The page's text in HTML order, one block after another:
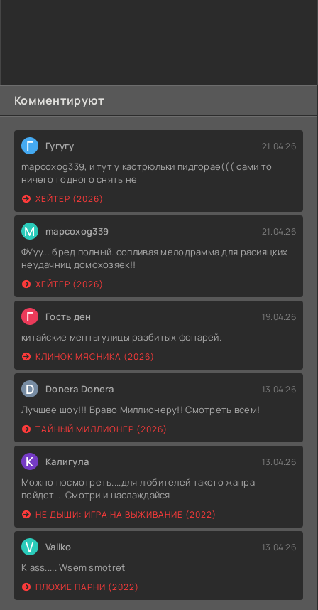
Комментируют
Г Гугугу 21.04.26
mapcoxog339, и тут у кастрюльки пидгорае((( сами то
ничего годного снять не
ХЕЙТЕР (2026)
M mapcoxog339 21.04.26
ФУуу... бред полный. сопливая мелодрамма для расияцких
неудачниц домохозяек!!
ХЕЙТЕР (2026)
Г Гость ден 19.04.26
китайские менты улицы разбитых фонарей.
КЛИНОК МЯСНИКА (2026)
D Donera Donera 13.04.26
Лучшее шоу!!! Браво Миллионеру!! Смотреть всем!
ТАЙНЫЙ МИЛЛИОНЕР (2026)
К Калигула 13.04.26
Можно посмотреть....для любителей такого жанра
пойдет.... Смотри и наслаждайся
НЕ ДЫШИ: ИГРА НА ВЫЖИВАНИЕ (2022)
V Valiko 13.04.26
Klass..... Wsem smotret
ПЛОХИЕ ПАРНИ (2022)